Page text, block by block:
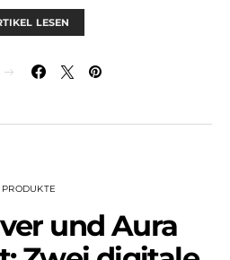
LESEN
PRODUKTE
und Aura